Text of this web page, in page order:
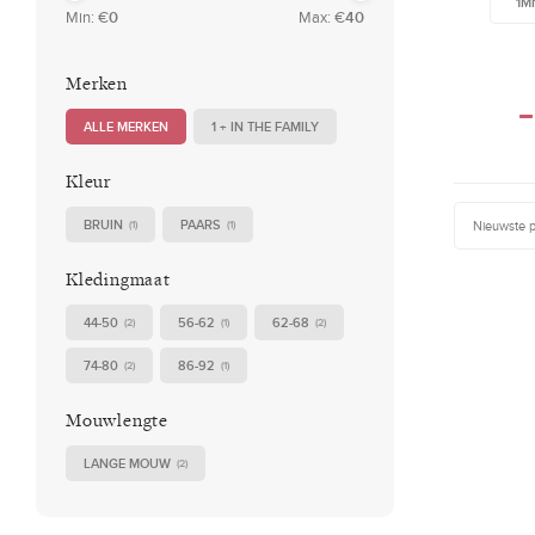
Min: €0 Max: €40
Merken
ALLE MERKEN 1 + IN THE FAMILY
Kleur
BRUIN (1) PAARS (1)
Kledingmaat
44-50 (2) 56-62 (1) 62-68 (2)
74-80 (2) 86-92 (1)
Mouwlengte
LANGE MOUW (2)
Nieuwste